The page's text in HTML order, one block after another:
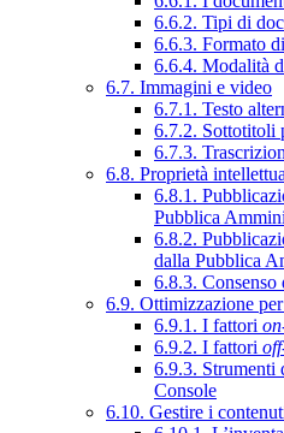
6.6.2. Tipi di
6.6.3. Formato
6.6.4. Modalità
6.7. Immagini e video
6.7.1. Testo
6.7.2. Sottotitoli
6.7.3.
6.8. Proprietà
6.8.1.
Pubblica
6.8.2.
dalla Pubblica
6.8.3. Consenso
6.9. Ottimizzazione
6.9.1. I fattori
6.9.2. I fattori
6.9.3. Strumenti
Console
6.10. Gestire i